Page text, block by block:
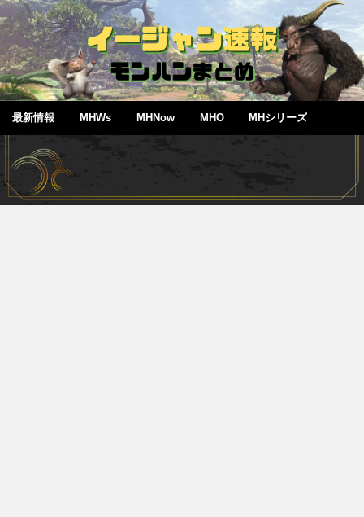
最新情報 MHWs MHNow MHO MHシリーズ